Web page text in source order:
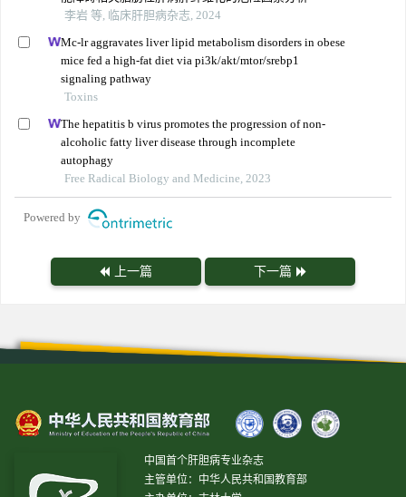
李岩 等, 临床肝胆病杂志, 2024
Mc-lr aggravates liver lipid metabolism disorders in obese
mice fed a high-fat diet via pi3k/akt/mtor/srebp1
signaling pathway
Toxins
The hepatitis b virus promotes the progression of non-
alcoholic fatty liver disease through incomplete
autophagy
Free Radical Biology and Medicine, 2023
Powered by
上一篇 下一篇
中国首个肝胆病专业杂志
主管单位：中华人民共和国教育部